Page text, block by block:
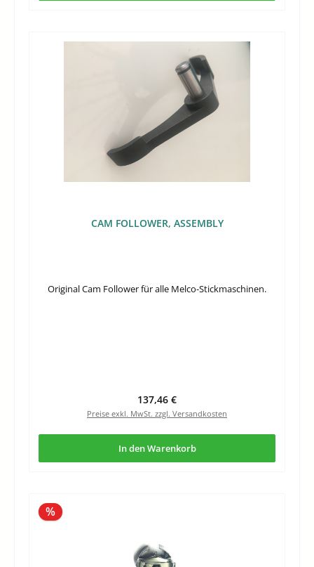
CAM FOLLOWER, ASSEMBLY
Original Cam Follower für alle Melco-Stickmaschinen.
Regulärer Preis:
137,46 €
Preise exkl. MwSt. zzgl. Versandkosten
In den Warenkorb
%Rabatt